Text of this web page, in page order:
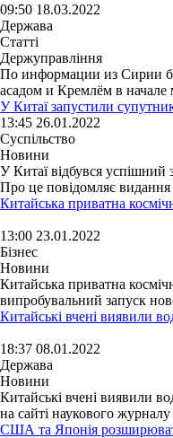
09:50 18.03.2022
Держава
Статті
Держуправління
По информации из Сирии
асадом и Кремлём в начале
У Китаї запустили
13:45 26.01.2022
Суспільство
Новини
У Китаї відбувся
Про це повідомляє
Китайська приватна
13:00 23.01.2022
Бізнес
Новини
Китайська приватна
випробувальний запуск
Китайські вчені виявили
18:37 08.01.2022
Держава
Новини
Китайські вчені виявили
на сайті наукового
США та Японія